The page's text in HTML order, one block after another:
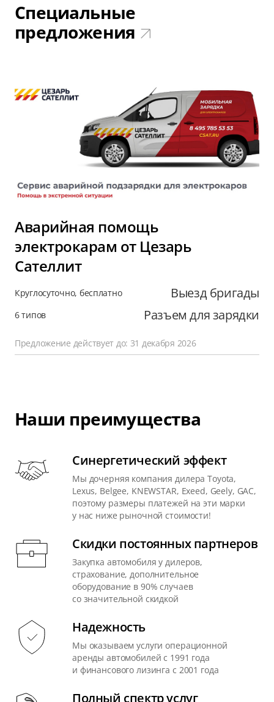
Специальные
предложения
Аварийная помощь
электрокарам от Цезарь
Сателлит
Круглосуточно, бесплатно Выезд бригады
6 типов Разъем для зарядки
Предложение действует до: 31 декабря 2026
Наши преимущества
Синергетический эффект
Мы дочерняя компания дилера Toyota,
Lexus, Belgee, KNEWSTAR, Exeed, Geely, GAC,
поэтому размеры платежей на эти марки
у нас ниже рыночной стоимости!
Скидки постоянных партнеров
Закупка автомобиля у дилеров,
страхование, дополнительное
оборудование в 90% случаев
со значительной скидкой
Надежность
Мы оказываем услуги операционной
аренды автомобилей с 1991 года
и финансового лизинга с 2001 года
Полный спектр услуг